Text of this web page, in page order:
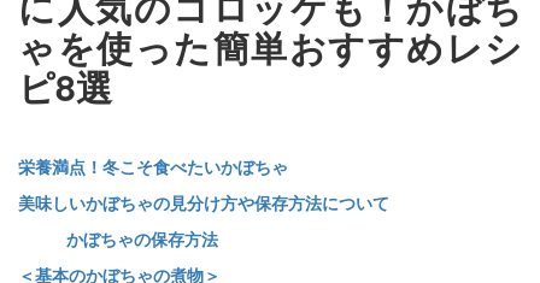
ゃを使った簡単おすすめレシ
ピ8選
栄養満点！冬こそ食べたいかぼちゃ
美味しいかぼちゃの見分け方や保存方法について
かぼちゃの保存方法
＜基本のかぼちゃの煮物＞